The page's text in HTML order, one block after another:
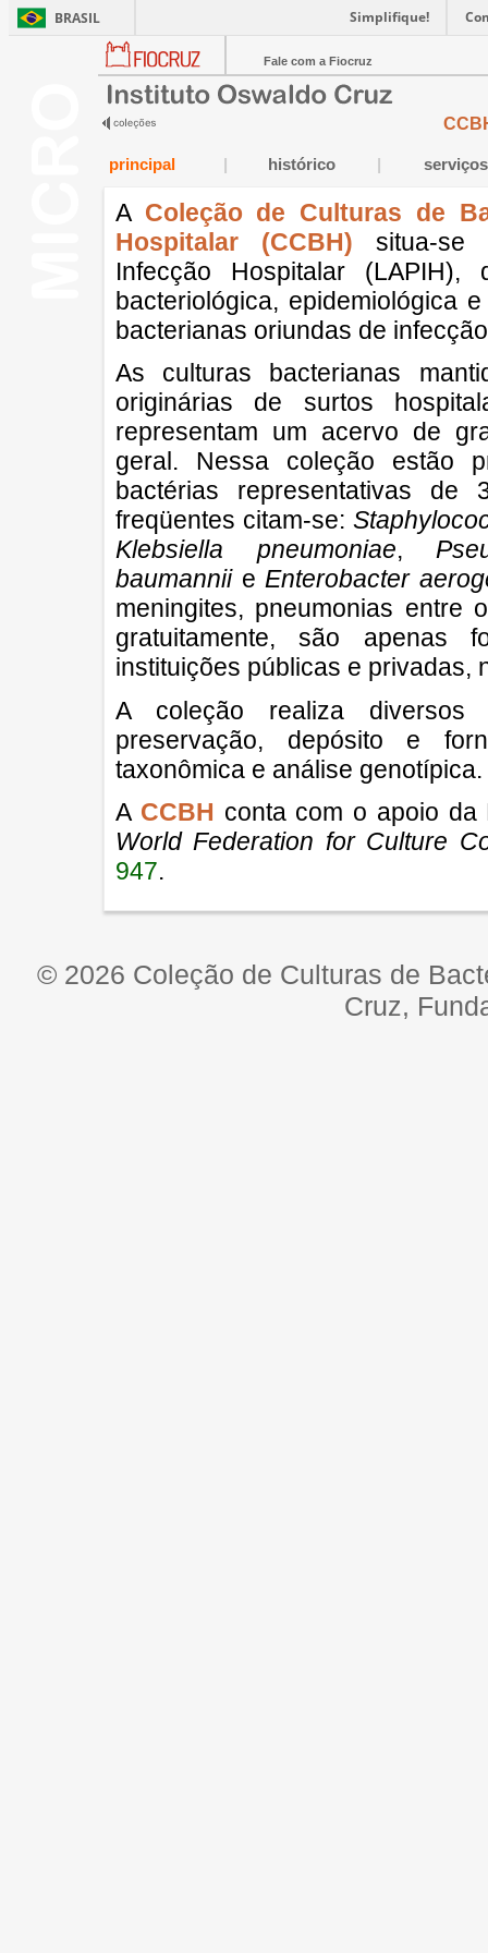
BRASIL Simplifique!
Fale com a Fiocruz
principal histórico serviços
A Coleção de Culturas de
Hospitalar (CCBH) situa-se
Infecção Hospitalar (LAPIH),
bacteriológica, epidemiológica
bacterianas oriundas de
As culturas bacterianas
originárias de surtos
representam um acervo de
geral. Nessa coleção estão
bactérias representativas
freqüentes citam-se:
Klebsiella pneumoniae,
baumanniieEnterobacter
meningites, pneumonias entre
gratuitamente, são apenas
instituições públicas e privadas,
A coleção realiza diversos
preservação, depósito e
taxonômica e análise genotípica.
A CCBH conta com o apoio da
World Federation for Culture
947.
© 2026 Coleção de Culturas de
Cruz,